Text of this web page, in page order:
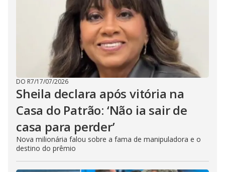
DO R7/17/07/2026
Sheila declara após vitória na
Casa do Patrão: ‘Não ia sair de
casa para perder’
Nova milionária falou sobre a fama de manipuladora e o
destino do prêmio